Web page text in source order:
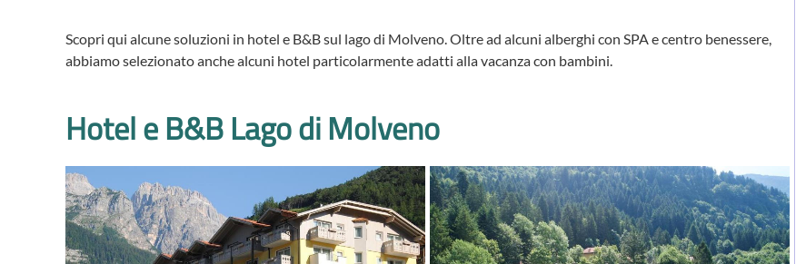
Scopri qui alcune soluzioni in hotel e B&B sul lago di Molveno. Oltre ad alcuni alberghi con SPA e centro benessere,
abbiamo selezionato anche alcuni hotel particolarmente adatti alla vacanza con bambini.
Hotel e B&B Lago di Molveno